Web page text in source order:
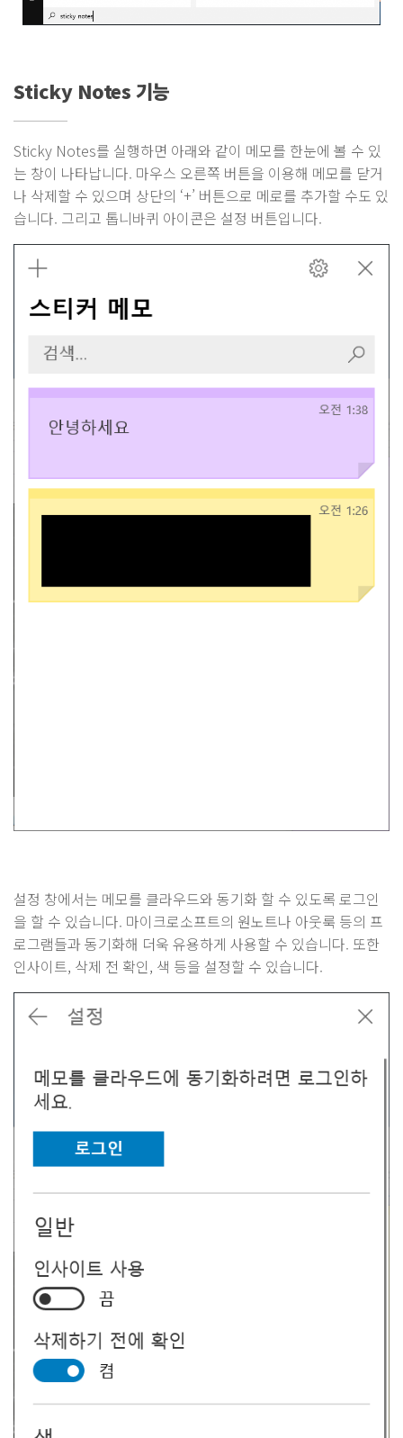
Sticky Notes 기능
Sticky Notes를 실행하면 아래와 같이 메모를 한눈에 볼 수 있
는 창이 나타납니다. 마우스 오른쪽 버튼을 이용해 메모를 닫거
나 삭제할 수 있으며 상단의 ‘+’ 버튼으로 메로를 추가할 수도 있
습니다. 그리고 톱니바퀴 아이콘은 설정 버튼입니다.
설정 창에서는 메모를 클라우드와 동기화 할 수 있도록 로그인
을 할 수 있습니다. 마이크로소프트의 원노트나 아웃룩 등의 프
로그램들과 동기화해 더욱 유용하게 사용할 수 있습니다. 또한
인사이트, 삭제 전 확인, 색 등을 설정할 수 있습니다.